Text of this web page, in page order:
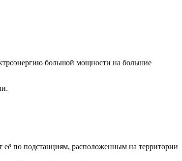
большой мощности на большие
её по подстанциям, расположенным на территории